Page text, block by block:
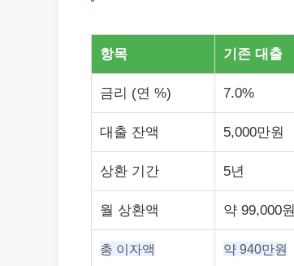
항목 기존 대출
금리 (연 %) 7.0%
대출 잔액 5,000만원
상환 기간 5년
월 상환액 약 99,000원
총 이자액 약 940만원